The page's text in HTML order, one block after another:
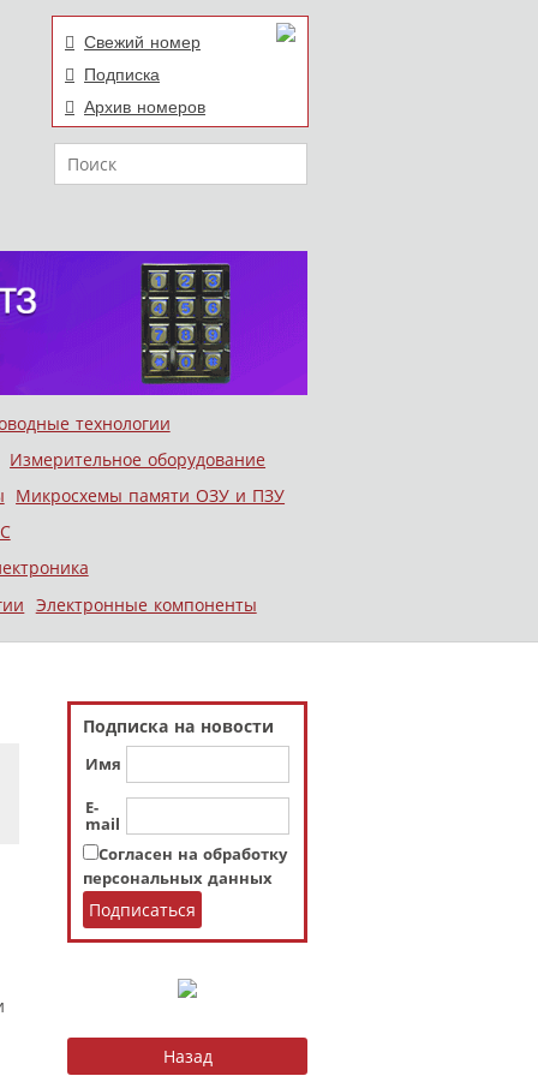
Свежий номер
Подписка
Архив номеров
Поиск
технологии
Измерительное оборудование
Микросхемы памяти ОЗУ и ПЗУ
Электронные компоненты
Подписка на новости
Имя
E-
mail
Согласен на обработку
персональных данных